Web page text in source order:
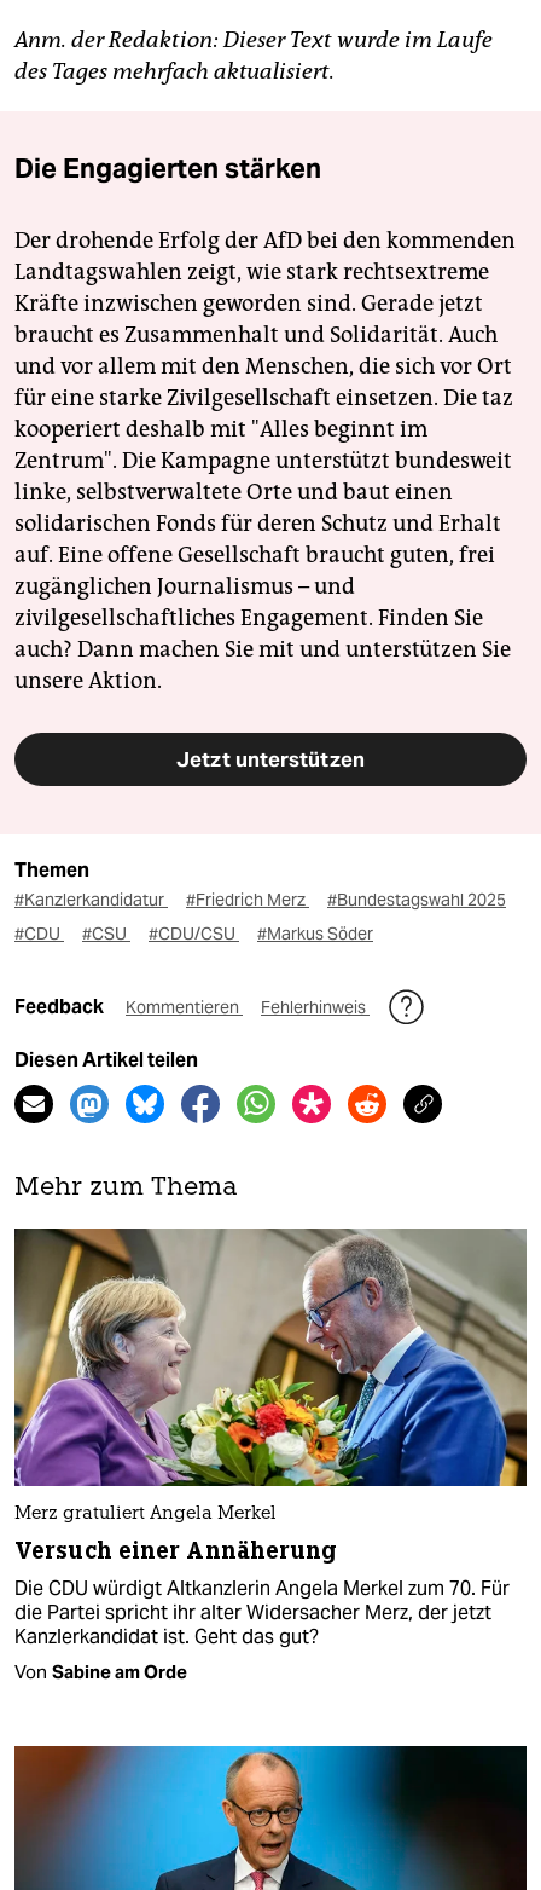
Anm. der Redaktion: Dieser Text wurde im Laufe
des Tages mehrfach aktualisiert.
Die Engagierten stärken
Der drohende Erfolg der AfD bei den kommenden
Landtagswahlen zeigt, wie stark rechtsextreme
Kräfte inzwischen geworden sind. Gerade jetzt
braucht es Zusammenhalt und Solidarität. Auch
und vor allem mit den Menschen, die sich vor Ort
für eine starke Zivilgesellschaft einsetzen. Die taz
kooperiert deshalb mit "Alles beginnt im
Zentrum". Die Kampagne unterstützt bundesweit
linke, selbstverwaltete Orte und baut einen
solidarischen Fonds für deren Schutz und Erhalt
auf. Eine offene Gesellschaft braucht guten, frei
zugänglichen Journalismus – und
zivilgesellschaftliches Engagement. Finden Sie
auch? Dann machen Sie mit und unterstützen Sie
unsere Aktion.
Jetzt unterstützen
Themen
#Kanzlerkandidatur #Friedrich Merz
#Bundestagswahl 2025
#CDU
#CSU #CDU/CSU #Markus Söder
Feedback Kommentieren Fehlerhinweis
Diesen Artikel teilen
Mehr zum Thema
Merz gratuliert Angela Merkel
Versuch einer Annäherung
Die CDU würdigt Altkanzlerin Angela Merkel zum 70. Für
die Partei spricht ihr alter Widersacher Merz, der jetzt
Kanzlerkandidat ist. Geht das gut?
Von Sabine am Orde